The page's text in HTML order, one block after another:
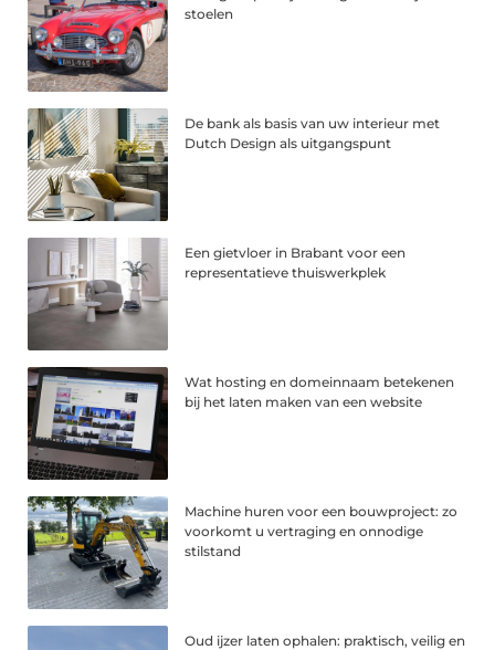
stoelen
De bank als basis van uw interieur met
Dutch Design als uitgangspunt
Een gietvloer in Brabant voor een
representatieve thuiswerkplek
Wat hosting en domeinnaam betekenen
bij het laten maken van een website
Machine huren voor een bouwproject: zo
voorkomt u vertraging en onnodige
stilstand
Oud ijzer laten ophalen: praktisch, veilig en